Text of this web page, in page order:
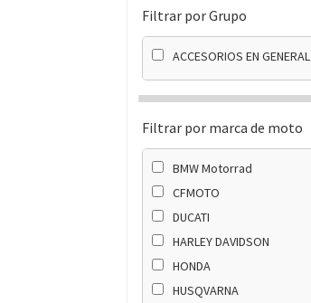
Filtrar por Grupo
ACCESORIOS EN GENERAL
Filtrar por marca de moto
BMW Motorrad
CFMOTO
DUCATI
HARLEY DAVIDSON
HONDA
HUSQVARNA